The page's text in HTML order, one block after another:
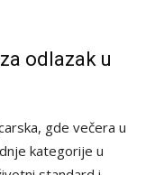
odlazak u
gde večera u
kategorije u